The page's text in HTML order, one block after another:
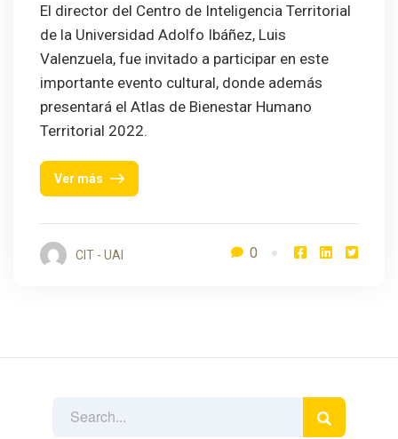
El director del Centro de Inteligencia Territorial
de la Universidad Adolfo Ibáñez, Luis
Valenzuela, fue invitado a participar en este
importante evento cultural, donde además
presentará el Atlas de Bienestar Humano
Territorial 2022.
Ver más
CIT - UAI 0